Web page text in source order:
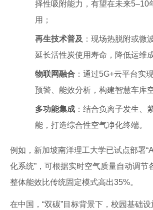
择性吸附能力，有望在未来5–10
用；
再生技术普及 ：现场热脱附或微
延长活性炭使用寿命，降低运维
物联网融合 ：通过5G+云平台实
预警、能效分析，构建智慧车库
多功能集成 ：结合负离子发生、
能，打造综合性空气净化终端。
例如，新加坡南洋理工大学已试点部署
化系统”，可根据实时空气质量自动调节
整体能效比传统固定模式高出35%。
在中国，“双碳”目标背景下，校园基础